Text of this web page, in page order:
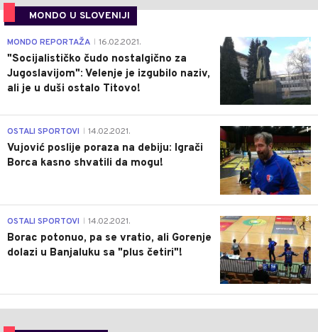
MONDO U SLOVENIJI
4
MONDO REPORTAŽA 16.02.2021.
"Socijalističko čudo nostalgično za
Jugoslavijom": Velenje je izgubilo naziv,
ali je u duši ostalo Titovo!
1
OSTALI SPORTOVI 14.02.2021.
Vujović poslije poraza na debiju: Igrači
Borca kasno shvatili da mogu!
3
OSTALI SPORTOVI 14.02.2021.
Borac potonuo, pa se vratio, ali Gorenje
dolazi u Banjaluku sa "plus četiri"!